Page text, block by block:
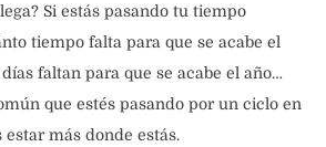
Si estás pasando tu tiempo
tiempo falta para que se acabe el
faltan para que se acabe el año…
que estés pasando por un ciclo en
más donde estás.